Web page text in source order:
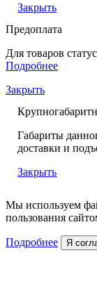
Закрыть
Предоплата
Для товаров
Подробнее
Закрыть
Габариты
доставки и
Закрыть
Мы используем
пользования
Подробнее Я